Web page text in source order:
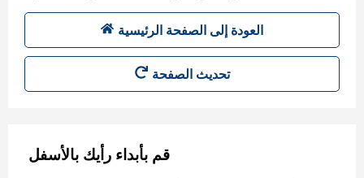
العودة إلى الصفحة الرئيسية
تحديث الصفحة
قم بأبداء رأيك بالأسفل